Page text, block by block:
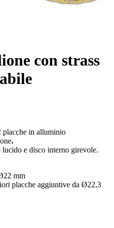
con strass
placche in alluminio
.
e disco interno girevole.
mm
placche aggiuntive da Ø22,3